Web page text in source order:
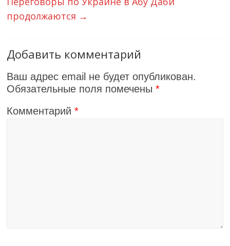
продолжаются →
Добавить комментарий
Ваш адрес email не будет опубликован.
Обязательные поля помечены*
Комментарий*